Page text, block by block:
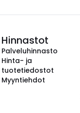
Hinnastot
Palveluhinnasto
Hinta- ja
tuotetiedostot
Myyntiehdot